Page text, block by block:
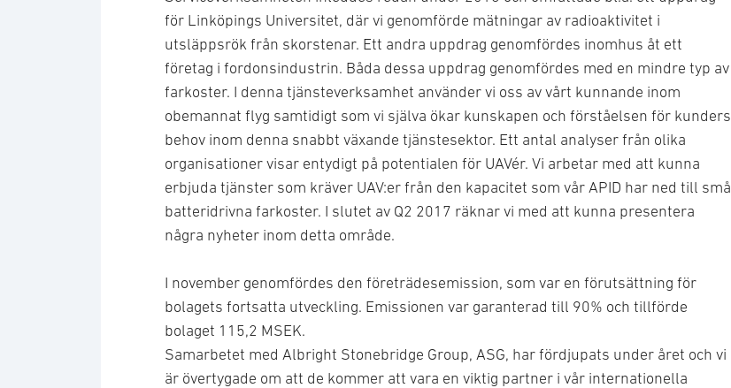
för Linköpings Universitet, där vi genomförde mätningar av radioaktivitet i
utsläppsrök från skorstenar. Ett andra uppdrag genomfördes inomhus åt ett
företag i fordonsindustrin. Båda dessa uppdrag genomfördes med en mindre typ av
farkoster. I denna tjänsteverksamhet använder vi oss av vårt kunnande inom
obemannat flyg samtidigt som vi själva ökar kunskapen och förståelsen för kunders
behov inom denna snabbt växande tjänstesektor. Ett antal analyser från olika
organisationer visar entydigt på potentialen för UAVér. Vi arbetar med att kunna
erbjuda tjänster som kräver UAV:er från den kapacitet som vår APID har ned till små
batteridrivna farkoster. I slutet av Q2 2017 räknar vi med att kunna presentera
några nyheter inom detta område.
I november genomfördes den företrädesemission, som var en förutsättning för
bolagets fortsatta utveckling. Emissionen var garanterad till 90% och tillförde
bolaget 115,2 MSEK.
Samarbetet med Albright Stonebridge Group, ASG, har fördjupats under året och vi
är övertygade om att de kommer att vara en viktig partner i vår internationella